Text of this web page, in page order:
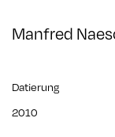
Manfred
Datierung
2010